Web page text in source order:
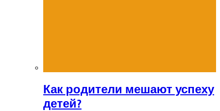
Как родители мешают успеху
детей?